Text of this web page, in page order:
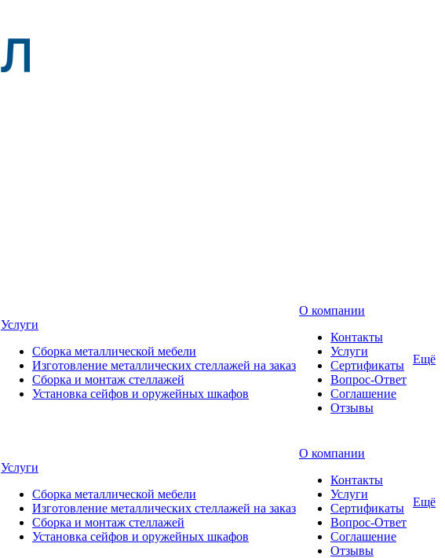
Услуги
Сборка металлической мебели
Изготовление металлических стеллажей на заказ
Сборка и монтаж стеллажей
Установка сейфов и оружейных шкафов
О компании
Контакты
Услуги
Сертификаты
Вопрос-Ответ
Соглашение
Отзывы
Ещё
Услуги
Сборка металлической мебели
Изготовление металлических стеллажей на заказ
Сборка и монтаж стеллажей
Установка сейфов и оружейных шкафов
О компании
Контакты
Услуги
Сертификаты
Вопрос-Ответ
Соглашение
Отзывы
Ещё